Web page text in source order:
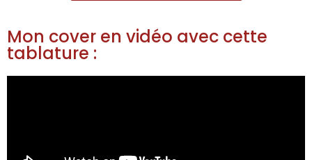
Mon cover en vidéo avec cette
tablature :